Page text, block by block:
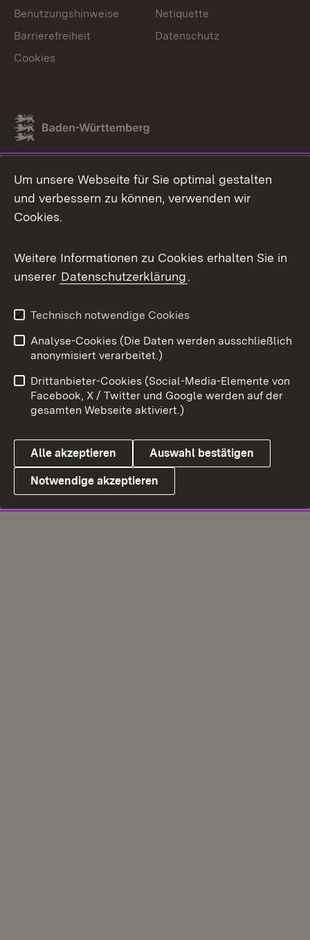
Link zum Landesportal
Benutzungshinweise
Netiquette
Barrierefreiheit
Datenschutz
Cookies
Um unsere Webseite für Sie optimal gestalten
und verbessern zu können, verwenden wir
Cookies.
Weitere Informationen zu Cookies erhalten Sie in
unserer Datenschutzerklärung.
Technisch notwendige Cookies
Analyse-Cookies (Die Daten werden ausschließlich
anonymisiert verarbeitet.)
Drittanbieter-Cookies (Social-Media-Elemente von
Facebook, X / Twitter und Google werden auf der
gesamten Webseite aktiviert.)
Alle akzeptieren Auswahl bestätigen
Notwendige akzeptieren